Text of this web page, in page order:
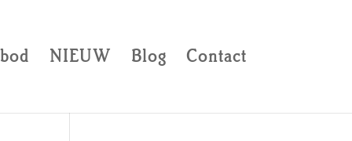
NIEUW Blog Contact